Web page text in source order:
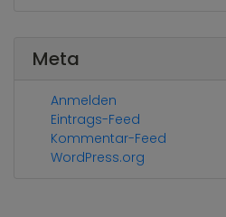
Meta
Anmelden
Eintrags-Feed
Kommentar-Feed
WordPress.org